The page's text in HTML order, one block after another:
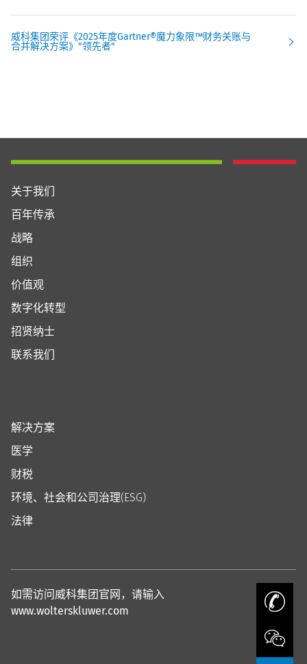
威科集团荣评《2025年度Gartner®魔力象限™财务关账与
合并解决方案》"领先者"
关于我们
百年传承
战略
组织
价值观
数字化转型
招贤纳士
联系我们
解决方案
医学
财税
环境、社会和公司治理(ESG)
法律
如需访问威科集团官网，请输入
www.wolterskluwer.com